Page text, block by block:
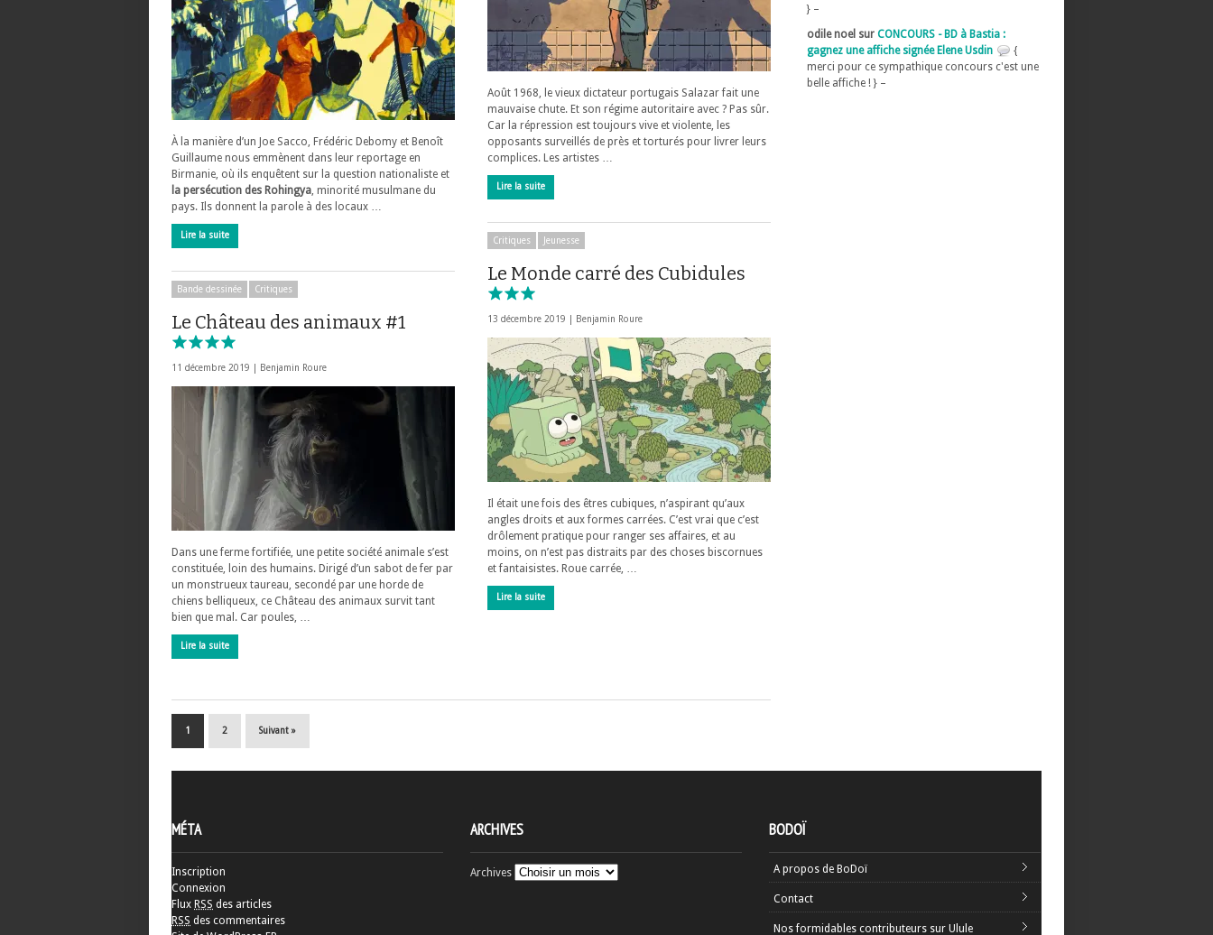
Août 1968, le vieux dictateur portugais Salazar fait une
mauvaise chute. Et son régime autoritaire avec ? Pas sûr.
Car la répression est toujours vive et violente, les
opposants surveillés de près et torturés pour livrer leurs
complices. Les artistes …
Lire la suite
À la manière d’un Joe Sacco, Frédéric Debomy et Benoît
Guillaume nous emmènent dans leur reportage en
Birmanie, où ils enquêtent sur la question nationaliste et
la persécution des Rohingya, minorité musulmane du
pays. Ils donnent la parole à des locaux …
Lire la suite
Critiques Jeunesse
Le Monde carré des Cubidules
13 décembre 2019 | Benjamin Roure
Il était une fois des êtres cubiques, n’aspirant qu’aux
angles droits et aux formes carrées. C’est vrai que c’est
drôlement pratique pour ranger ses affaires, et au
moins, on n’est pas distraits par des choses biscornues
et fantaisistes. Roue carrée, …
Lire la suite
Bande dessinée Critiques
Le Château des animaux #1
11 décembre 2019 | Benjamin Roure
Dans une ferme fortifiée, une petite société animale s’est
constituée, loin des humains. Dirigé d’un sabot de fer par
un monstrueux taureau, secondé par une horde de
chiens belliqueux, ce Château des animaux survit tant
bien que mal. Car poules, …
Lire la suite
1 2 Suivant »
} –
odile noel sur CONCOURS - BD à Bastia :
gagnez une affiche signée Elene Usdin
{
merci pour ce sympathique concours c'est une
belle affiche ! } –
MÉTA
Inscription
Connexion
Flux RSS des articles
RSS des commentaires
ARCHIVES
Archives
BODOÏ
A propos de BoDoï
Contact
Nos formidables contributeurs sur Ulule